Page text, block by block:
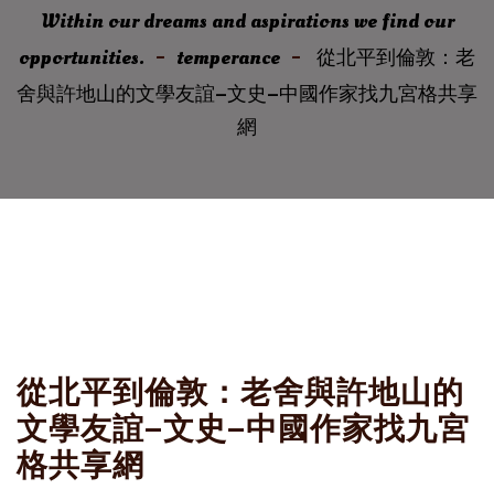
Within our dreams and aspirations we find our
opportunities.
temperance
從北平到倫敦：老
舍與許地山的文學友誼–文史–中國作家找九宮格共享
網
從北平到倫敦：老舍與許地山的
文學友誼–文史–中國作家找九宮
格共享網